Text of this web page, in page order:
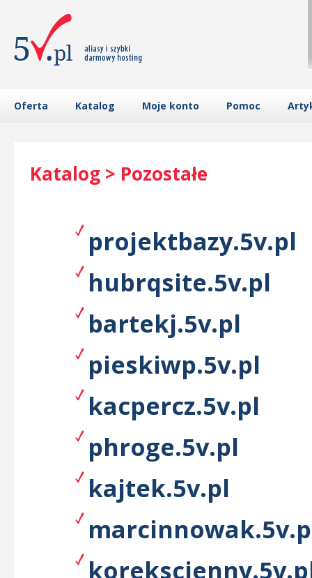
Oferta Katalog Moje konto Pomoc
Katalog > Pozostałe
projektbazy.5v.pl
hubrqsite.5v.pl
bartekj.5v.pl
pieskiwp.5v.pl
kacpercz.5v.pl
phroge.5v.pl
kajtek.5v.pl